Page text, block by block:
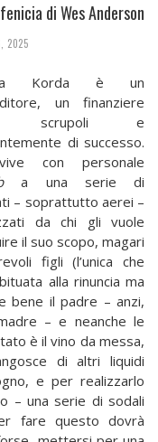
di Wes Anderson
2025
Korda è un
un finanziere
scrupoli e
di successo.
con personale
a una serie di
– soprattutto aerei –
da chi gli vuole
il suo scopo, magari
figli (l’unica che
alla rinuncia ma
bene il padre – anzi,
– e neanche le
è il vino da messa,
di altri liquidi
e per realizzarlo
– una serie di sodali
fare questo dovrà